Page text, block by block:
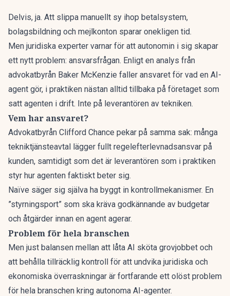
Delvis, ja. Att slippa manuellt sy ihop betalsystem,
bolagsbildning och mejlkonton sparar onekligen tid.
Men juridiska experter varnar för att autonomin i sig skapar
ett nytt problem: ansvarsfrågan. Enligt en analys från
advokatbyrån Baker McKenzie faller ansvaret för vad en AI-
agent gör, i praktiken nästan alltid tillbaka på företaget som
satt agenten i drift. Inte på leverantören av tekniken.
Vem har ansvaret?
Advokatbyrån Clifford Chance pekar på samma sak: många
tekniktjänsteavtal lägger fullt regelefterlevnadsansvar på
kunden, samtidigt som det är leverantören som i praktiken
styr hur agenten faktiskt beter sig.
Naïve säger sig själva ha byggt in kontrollmekanismer. En
”styrningsport” som ska kräva godkännande av budgetar
och åtgärder innan en agent agerar.
Problem för hela branschen
Men just balansen mellan att låta AI sköta grovjobbet och
att behålla tillräcklig kontroll för att undvika juridiska och
ekonomiska överraskningar är fortfarande ett olöst problem
för hela branschen kring autonoma AI-agenter.